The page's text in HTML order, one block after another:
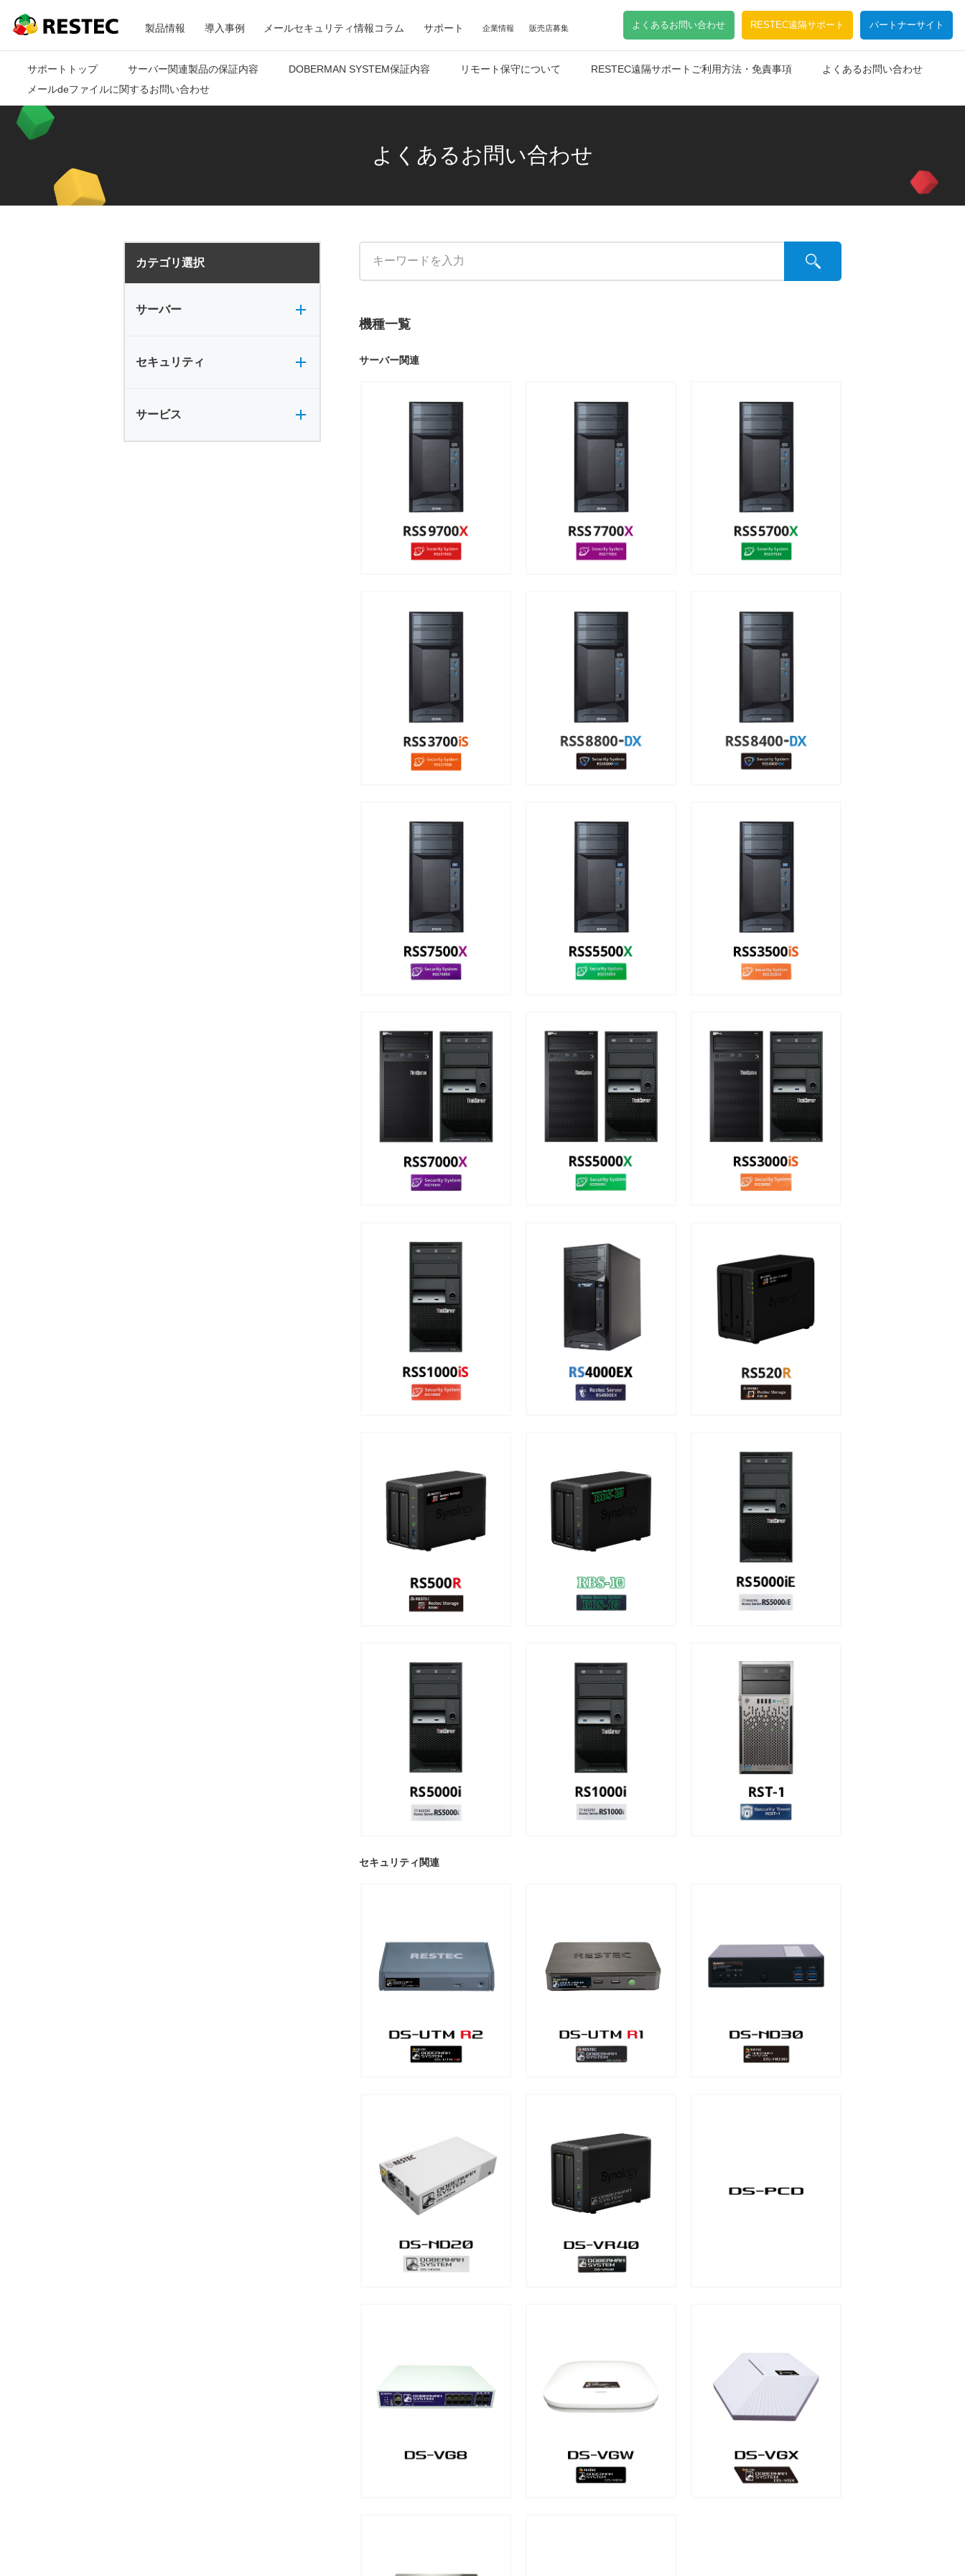
RESTEC
メ
ニ
製品情報 導入事例 メールセキュリティ情報コラム サポート 企業情報 販売店募集 よくあるお問い合わせ RESTEC遠隔サポート パートナーサイト
サポートトップ サーバー関連製品の保証内容 DOBERMAN SYSTEM保証内容 リモート保守について RESTEC遠隔サポートご利用方法・免責事項
よくあるお問い合わせ
メールdeファイルに関するお問い合わせ
よくあるお問い合わせ
カテゴリ選択
サーバー
共有フォルダ
バックアップ
サーバー全般
セキュリティ
セキュリティ全般
サービス
サービス全般
機種一覧
サーバー関連
セキュリティ関連